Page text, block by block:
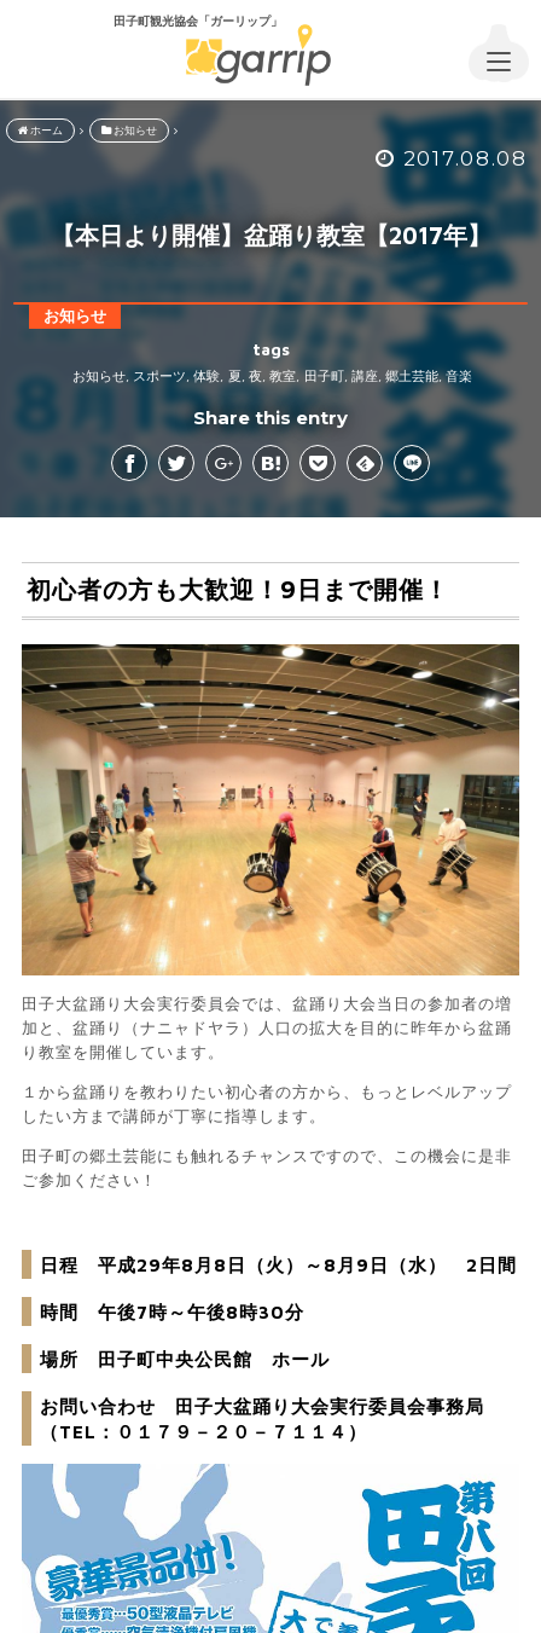
田子町観光協会「ガーリップ」
ホーム お知らせ
2017.08.08
【本日より開催】盆踊り教室【2017年】
お知らせ
tags
お知らせ, スポーツ 体験 夏 夜 教室 田子町 講座 郷土芸能, 音楽
Share this entry
初心者の方も大歓迎！9日まで開催！
田子大盆踊り大会実行委員会では、盆踊り大会当日の参加者の増
加と、盆踊り（ナニャドヤラ）人口の拡大を目的に昨年から盆踊
り教室を開催しています。
１から盆踊りを教わりたい初心者の方から、もっとレベルアップ
したい方まで講師が丁寧に指導します。
田子町の郷土芸能にも触れるチャンスですので、この機会に是非
ご参加ください！
日程 平成29年8月8日（火）～8月9日（水） 2日間
時間 午後7時～午後8時30分
場所 田子町中央公民館 ホール
お問い合わせ 田子大盆踊り大会実行委員会事務局
（TEL：０１７９－２０－７１１４）